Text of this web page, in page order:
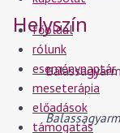
főoldal
rólunk
eseménynaptár
meseterápia
előadások
támogatás
Helyszín